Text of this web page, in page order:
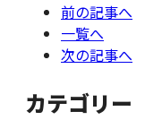
前の記事へ
一覧へ
次の記事へ
カテゴリー